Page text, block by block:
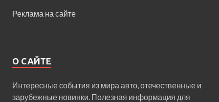
Реклама на сайте
О САЙТЕ
Интересные события из мира авто, отечественные и
зарубежные новинки. Полезная информация для